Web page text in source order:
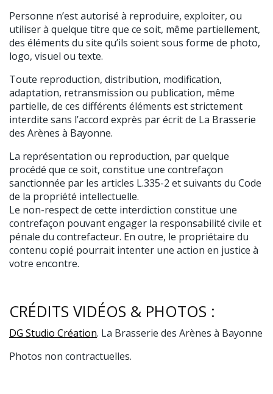
Personne n’est autorisé à reproduire, exploiter, ou
utiliser à quelque titre que ce soit, même partiellement,
des éléments du site qu’ils soient sous forme de photo,
logo, visuel ou texte.
Toute reproduction, distribution, modification,
adaptation, retransmission ou publication, même
partielle, de ces différents éléments est strictement
interdite sans l’accord exprès par écrit de La Brasserie
des Arènes à Bayonne.
La représentation ou reproduction, par quelque
procédé que ce soit, constitue une contrefaçon
sanctionnée par les articles L.335-2 et suivants du Code
de la propriété intellectuelle.
Le non-respect de cette interdiction constitue une
contrefaçon pouvant engager la responsabilité civile et
pénale du contrefacteur. En outre, le propriétaire du
contenu copié pourrait intenter une action en justice à
votre encontre.
CRÉDITS VIDÉOS & PHOTOS :
DG Studio Création. La Brasserie des Arènes à Bayonne
Photos non contractuelles.